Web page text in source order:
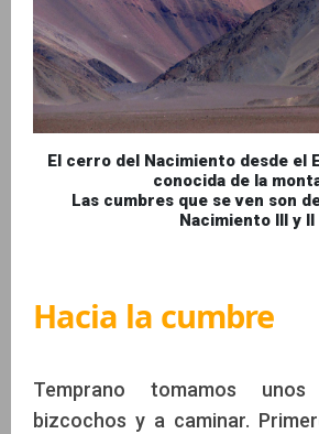
El cerro del Nacimiento desde el
conocida de la
Las cumbres que se ven son
Nacimiento III y II
Hacia la cumbre
Temprano tomamos
bizcochos y a caminar.